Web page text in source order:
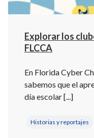
Explorar los
FLCCA
En Florida Cyber
sabemos que el
día escolar [...]
Historias y reportajes